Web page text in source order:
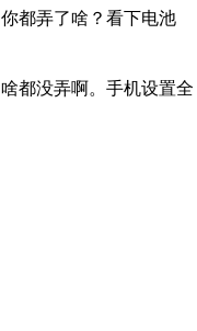
你都弄了啥？看下电池
啥都没弄啊。手机设置全